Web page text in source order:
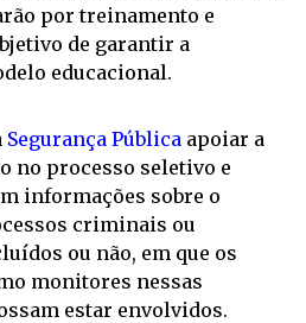
por treinamento e
de garantir a
educacional.
Segurança Pública apoiar a
no processo seletivo e
informações sobre o
criminais ou
ou não, em que os
monitores nessas
estar envolvidos.